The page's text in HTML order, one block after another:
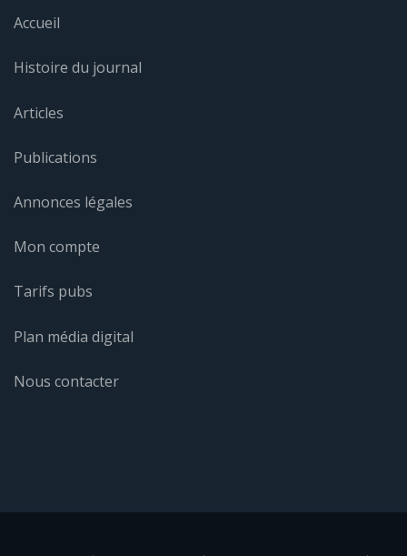
Accueil
Histoire du journal
Articles
Publications
Annonces légales
Mon compte
Tarifs pubs
Plan média digital
Nous contacter